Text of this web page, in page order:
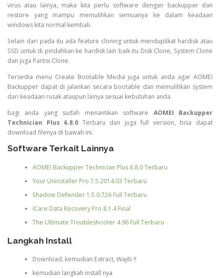
virus atau lainya, maka kita perlu software dengan backupper dan
restore yang mampu memulihkan semuanya ke dalam keadaan
windows kita normal kembali.
Selain dari pada itu ada feature cloning untuk menduplikat hardisk atau
SSD untuk di pindahkan ke hardisk lain baik itu Disk Clone, System Clone
dan juga Partisi Clone.
Tersedia menu Create Bootable Media juga untuk anda agar AOMEI
Backupper dapat di jalankan secara bootable dan memulihkan system
dari keadaan rusak ataupun lainya sesuai kebutuhan anda.
bagi anda yang sudah menantikan software AOMEI Backupper
Technician Plus 6.8.0 Terbaru dan juga full version, bisa dapat
download filenya di bawah ini.
Software Terkait Lainnya
AOMEI Backupper Technician Plus 6.8.0 Terbaru
Your Uninstaller Pro 7.5.2014.03 Terbaru
Shadow Defender 1.5.0.726 Full Terbaru
iCare Data Recovery Pro 8.1.4 Final
The Ultimate Troubleshooter 4.96 Full Terbaru
Langkah Install
Download, kemudian Extract, Wajib !!
kemudian langkah install nya